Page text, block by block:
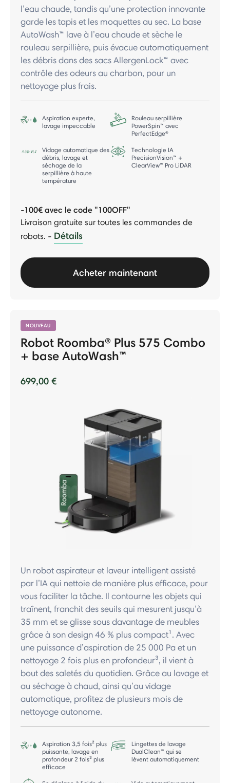
l’eau chaude, tandis qu’une protection innovante
garde les tapis et les moquettes au sec. La base
AutoWash™ lave à l’eau chaude et sèche le
rouleau serpillière, puis évacue automatiquement
les débris dans des sacs AllergenLock™ avec
contrôle des odeurs au charbon, pour un
nettoyage plus frais.
Aspiration experte,
lavage impeccable
Rouleau serpillière
PowerSpin™ avec
PerfectEdge®
Vidage automatique des
débris, lavage et
séchage de la
serpillière à haute
température
Technologie IA
PrecisionVision™ +
ClearView™ Pro LiDAR
-100€ avec le code "100OFF"
Livraison gratuite sur toutes les commandes de
robots. - Détails
Acheter maintenant
NOUVEAU
Robot Roomba® Plus 575 Combo
+ base AutoWash™
699,00 €
Un robot aspirateur et laveur intelligent assisté
par l’IA qui nettoie de manière plus efficace, pour
vous faciliter la tâche. Il contourne les objets qui
traînent, franchit des seuils qui mesurent jusqu’à
35 mm et se glisse sous davantage de meubles
grâce à son design 46 % plus compact¹. Avec
une puissance d’aspiration de 25 000 Pa et un
nettoyage 2 fois plus en profondeur³, il vient à
bout des saletés du quotidien. Grâce au lavage et
au séchage à chaud, ainsi qu’au vidage
automatique, profitez de plusieurs mois de
nettoyage autonome.
Aspiration 3,5 fois² plus
puissante, lavage en
profondeur 2 fois³ plus
efficace
Lingettes de lavage
DualClean™ qui se
lèvent automatiquement